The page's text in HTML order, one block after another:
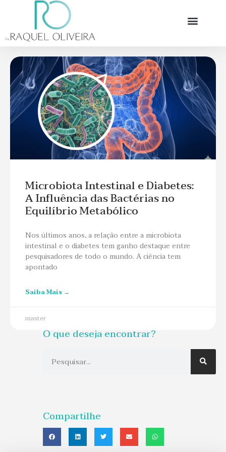
Microbiota Intestinal e Diabetes:
A Influência das Bactérias no
Equilíbrio Metabólico
Nos últimos anos, a relação entre a microbiota
intestinal e o diabetes tem ganho destaque entre
pesquisadores de todo o mundo. A ciência tem
apontado
Saiba Mais →
master
O que deseja encontrar?
Compartilhe